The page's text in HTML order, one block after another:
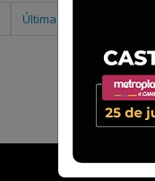
Última